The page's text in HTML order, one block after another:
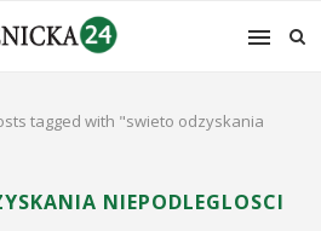
tagged with "swieto odzyskania
NIEPODLEGLOSCI